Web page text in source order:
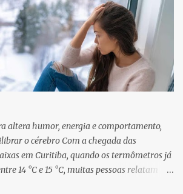
‘Simplesmente’ ainda nem foi lançado
público cantando com a gente, show após
gente que nos acompanha, desde os
Quadrado’ e, poder seguir juntos
com ‘Fraquinho de Aparência’, é
os cantores. Além de rodar várias regiões
de shows, Júnior & Cézar estão lançando
nasceu em 2024, contendo 14 faixas
de Fernando Trevisan (Catatau) e
Pepato....
altera humor, energia e comportamento,
o cérebro Com a chegada das
em Curitiba, quando os termômetros já
14 °C e 15 °C, muitas pessoas relatam